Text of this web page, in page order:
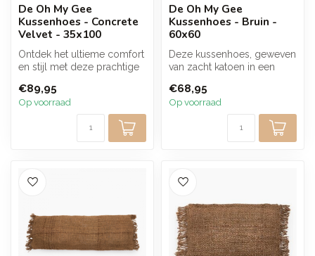
De Oh My Gee
Kussenhoes - Concrete
Velvet - 35x100
Ontdek het ultieme comfort
en stijl met deze prachtige
€89,95
Op voorraad
De Oh My Gee
Kussenhoes - Bruin -
60x60
Deze kussenhoes, geweven
van zacht katoen in een
combineert ...
€68,95
Op voorraad